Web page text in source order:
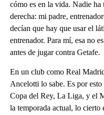
cómo es en la vida. Nadie
derecha: mi padre,
decían que hay que usar el
entrenador. Para mí, esa no
antes de jugar contra Getafe.
En un club como Real
Ancelotti lo sabe. Es por
Copa del Rey, La Liga, y el
la temporada actual, lo cierto